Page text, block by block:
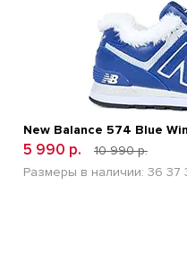
New Balance 574 Blue
5 990 р.
10 990 р.
Размеры в наличии: 36 37